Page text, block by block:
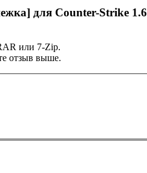
для Counter-Strike 1.6
или 7-Zip.
отзыв выше.